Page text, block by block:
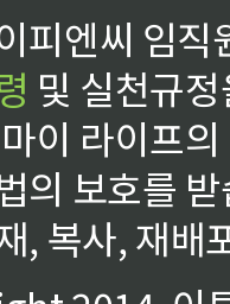
피엔씨 임
및 실천규
이 라이프
의 보호를
, 복사, 재배